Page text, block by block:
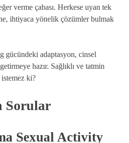
verme çabası. Herkese uyan tek
ihtiyaca yönelik çözümler bulmak
gücündeki adaptasyon, cinsel
hazır. Sağlıklı ve tatmin
ki?
Sorular
Sexual Activity